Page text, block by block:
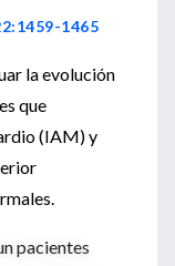
1465
la evolución
que
(IAM) y
pacientes